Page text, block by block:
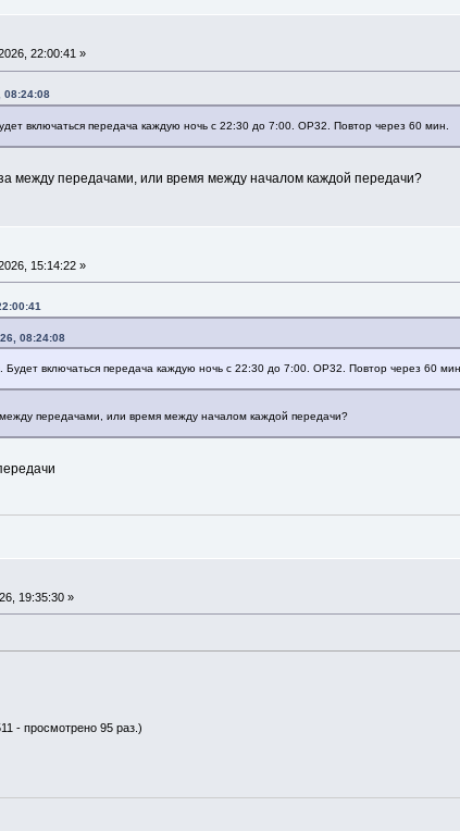
22:00:41 »
08:24:08
включаться передача каждую ночь с 22:30 до 7:00. ОР32. Повтор через 60 мин.
между передачами, или время между началом каждой передачи?
15:14:22 »
08:24:08
включаться передача каждую ночь с 22:30 до 7:00. ОР32. Повтор через 60 мин.
передачами, или время между началом каждой передачи?
19:35:30 »
- просмотрено 95 раз.)